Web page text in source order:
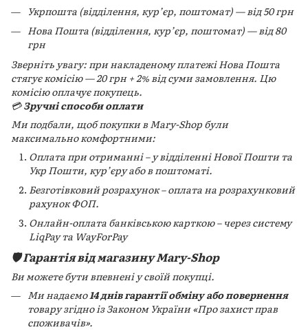
Укрпошта (відділення, кур’єр, поштомат) — від 50 грн
Нова Пошта (відділення, кур’єр, поштомат) — від 80
грн
Зверніть увагу: при накладеному платежі Нова Пошта
стягує комісію — 20 грн + 2% від суми замовлення. Цю
комісію оплачує покупець.
💳Зручні способи оплати
Ми подбали, щоб покупки в Mary-Shop були
максимально комфортними:
Оплата при отриманні – у відділенні Нової Пошти та
Укр Пошти, кур’єру або в поштоматі.
Безготівковий розрахунок – оплата на розрахунковий
рахунок ФОП.
Онлайн-оплата банківською карткою – через систему
LiqPay та WayForPay
🛡️ Гарантія від магазину Mary-Shop
Ви можете бути впевнені у своїй покупці.
Ми надаємо14 днів гарантії обміну або повернення
товару згідно із Законом України «Про захист прав
споживачів».